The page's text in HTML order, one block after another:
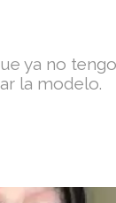
ya no
la modelo.